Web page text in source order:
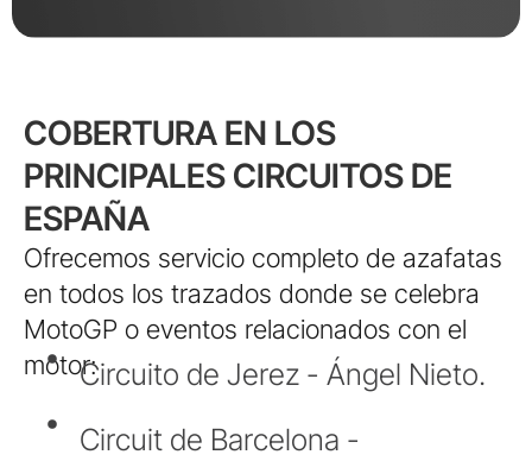
COBERTURA EN LOS
PRINCIPALES CIRCUITOS DE
ESPAÑA
Ofrecemos servicio completo de azafatas
en todos los trazados donde se celebra
MotoGP o eventos relacionados con el
motor:Circuito de Jerez - Ángel Nieto.
Circuit de Barcelona -